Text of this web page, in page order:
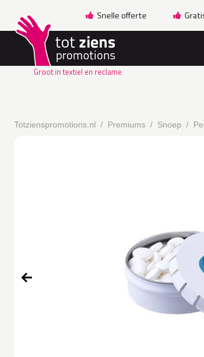
Snelle offerte
Groot in textiel en reclame
Totzienspromotions.nl Premiums Snoep